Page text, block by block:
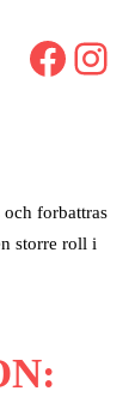
Facebook Instagram
och forbattras
storre roll i